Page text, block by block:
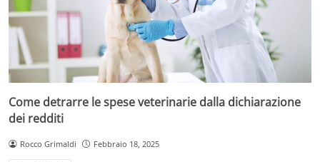
Come detrarre le spese veterinarie dalla dichiarazione
dei redditi
Rocco Grimaldi Febbraio 18, 2025